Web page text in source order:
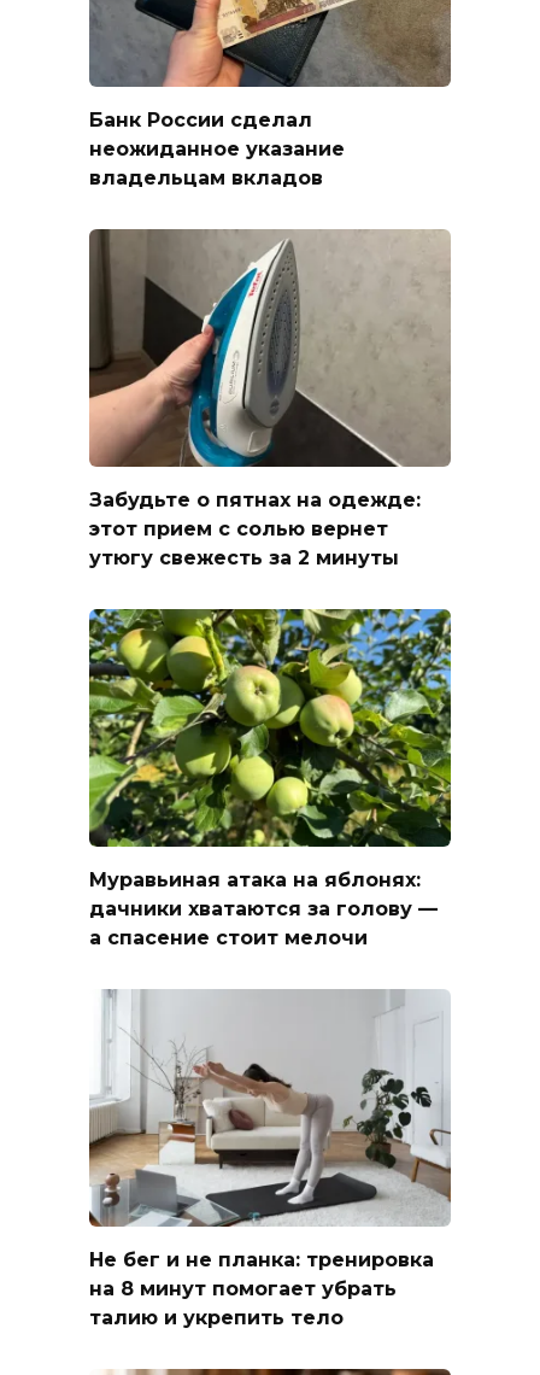
Банк России сделал
неожиданное указание
владельцам вкладов
Забудьте о пятнах на одежде:
этот прием с солью вернет
утюгу свежесть за 2 минуты
Муравьиная атака на яблонях:
дачники хватаются за голову —
а спасение стоит мелочи
Не бег и не планка: тренировка
на 8 минут помогает убрать
талию и укрепить тело